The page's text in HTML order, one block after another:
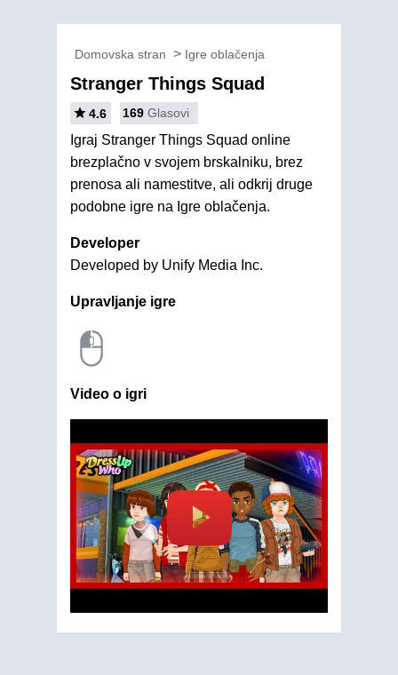
Domovska stran Igre oblačenja
Stranger Things Squad
4.6 169 Glasovi
Igraj Stranger Things Squad online
brezplačno v svojem brskalniku, brez
prenosa ali namestitve, ali odkrij druge
podobne igre na Igre oblačenja.
Developer
Developed by Unify Media Inc.
Upravljanje igre
Video o igri